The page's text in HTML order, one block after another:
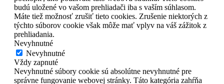
budú uložené vo vašom prehliadači iba s vaším súhlasom.
Máte tiež možnosť zrušiť tieto cookies. Zrušenie niektorých z
týchto súborov cookie však môže mať vplyv na váš zážitok z
prehliadania.
Nevyhnutné
Nevyhnutné
Vždy zapnuté
Nevyhnutné súbory cookie sú absolútne nevyhnutné pre
správne fungovanie webovej stránky. Táto kategória zahŕňa